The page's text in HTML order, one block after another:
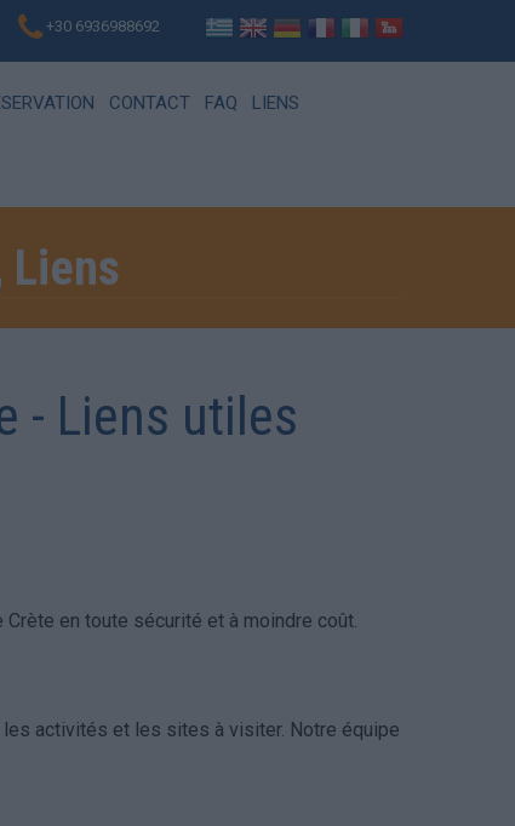
+30 6936988692
CONTACT FAQ
LIENS
Liens
- Liens utiles
en toute sécurité et à moindre coût.
activités et les sites à visiter. Notre équipe